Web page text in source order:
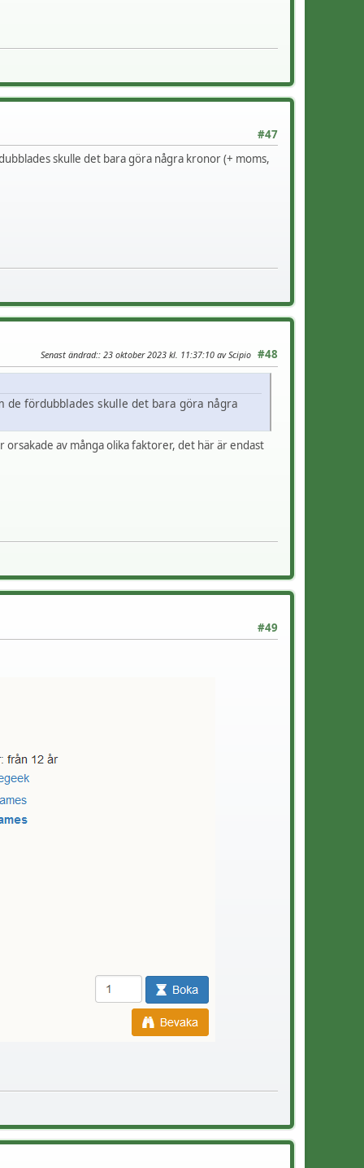
#47
skulle det bara göra några kronor (+ moms,
#48
Senast ändrad:: 23 oktober 2023 kl. 11:37:10 av Scipio
de fördubblades skulle det bara göra några
av många olika faktorer, det här är endast
#49